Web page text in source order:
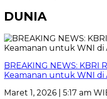
DUNIA
BREAKING NEWS:
Keamanan untuk WNI di
Maret 1, 2026 | 5:17 am